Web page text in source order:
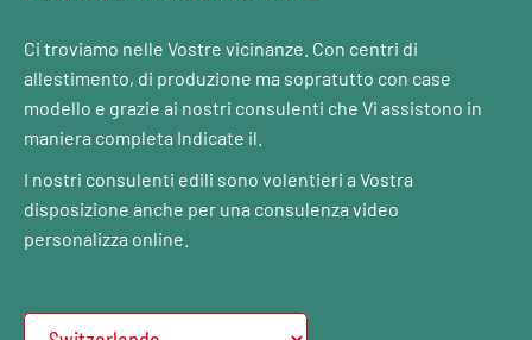
Ci troviamo nelle Vostre vicinanze. Con centri di
allestimento, di produzione ma sopratutto con case
modello e grazie ai nostri consulenti che Vi assistono in
maniera completa Indicate il.
I nostri consulenti edili sono volentieri a Vostra
disposizione anche per una consulenza video
personalizza online.